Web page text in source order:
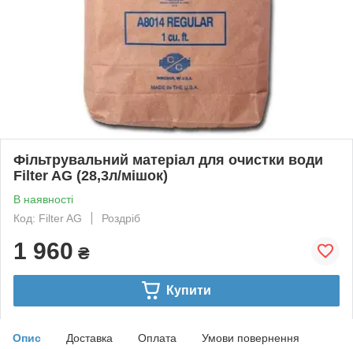
Фільтрувальний матеріал для очистки води
Filter AG (28,3л/мішок)
В наявності
Код: Filter AG
Роздріб
1 960 ₴
Купити
Опис Доставка Оплата Умови повернення